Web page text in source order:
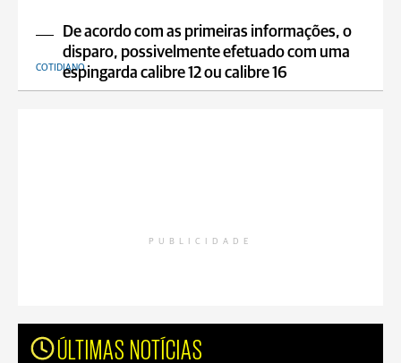
De acordo com as primeiras informações, o
disparo, possivelmente efetuado com uma
espingarda calibre 12 ou calibre 16
COTIDIANO
PUBLICIDADE
ÚLTIMAS NOTÍCIAS